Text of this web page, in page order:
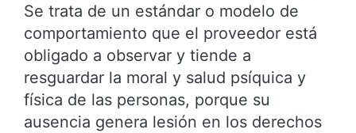
Se trata de un estándar o modelo de
comportamiento que el proveedor está
obligado a observar y tiende a
resguardar la moral y salud psíquica y
física de las personas, porque su
ausencia genera lesión en los derechos